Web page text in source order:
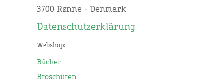
3700 Rønne - Denmark
Datenschutzerklärung
Webshop:
Bücher
Broschüren